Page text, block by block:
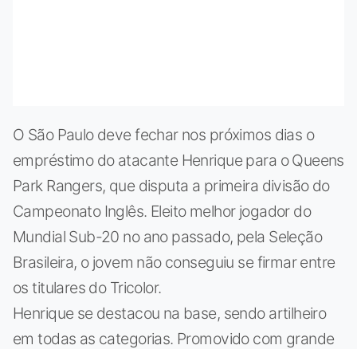
O São Paulo deve fechar nos próximos dias o
empréstimo do atacante Henrique para o Queens
Park Rangers, que disputa a primeira divisão do
Campeonato Inglês. Eleito melhor jogador do
Mundial Sub-20 no ano passado, pela Seleção
Brasileira, o jovem não conseguiu se firmar entre
os titulares do Tricolor.
Henrique se destacou na base, sendo artilheiro
em todas as categorias. Promovido com grande